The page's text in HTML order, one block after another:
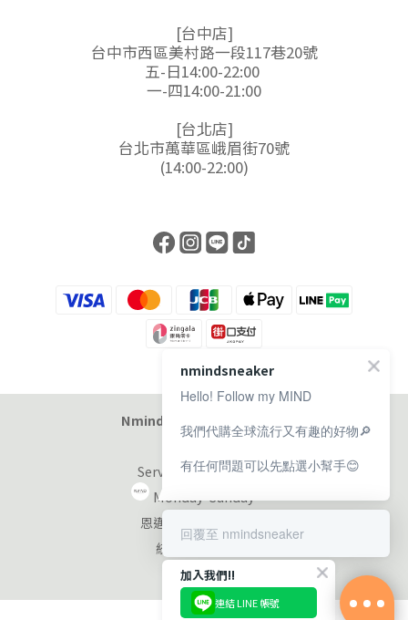
[台中店]
台中市西區美村路一段117巷20號
五-日14:00-22:00
一-四14:00-21:00
[台北店]
台北市萬華區峨眉街70號
(14:00-22:00)
Nmind Sneaker 恩邁選貨店
Service at 11:00-19:00
Monday-Sunday
恩邁國際股份有限公司
統編：90353953
nmindsneaker
Hello! Follow my MIND
我們代購全球流行又有趣的好物🔎
有任何問題可以先點選小幫手😊
回覆至 nmindsneaker
加入我們!!
連結 LINE 帳號